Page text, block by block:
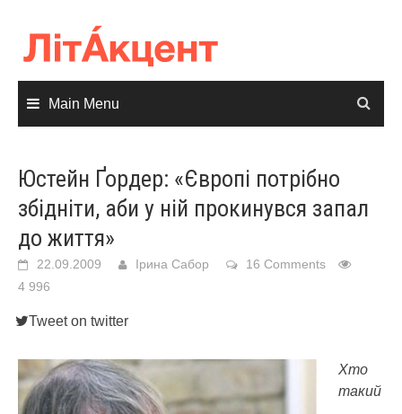
content
Main Menu
Юстейн Ґордер: «Європі потрібно
збідніти, аби у ній прокинувся запал
до життя»
22.09.2009 Ірина Сабор
16 Comments
4 996
Tweet on twitter
Хто
такий